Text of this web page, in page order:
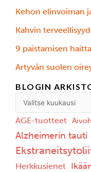
Kehon elinvoiman
Kahvin
9 paistamisen
Ärtyvän suolen
BLOGIN
AGE-tuotteet
Alzheimerin tauti
Herkkusienet